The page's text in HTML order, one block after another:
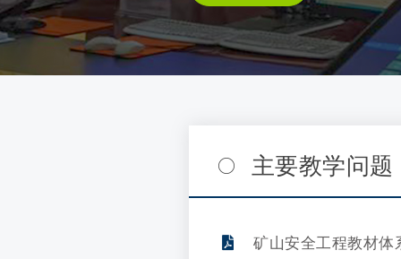
主要教学问题
矿山安全工程教材体